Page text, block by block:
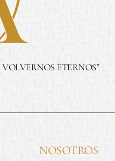
ETERNOS”
NOSOTROS